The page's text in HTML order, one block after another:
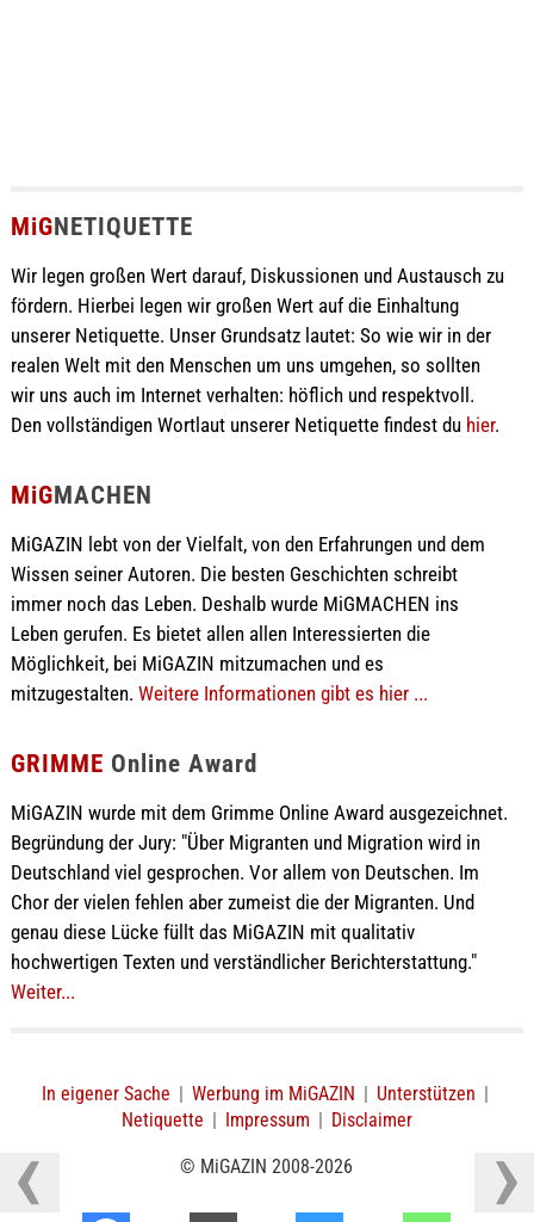
MiGNETIQUETTE
Wir legen großen Wert darauf, Diskussionen und Austausch zu
fördern. Hierbei legen wir großen Wert auf die Einhaltung
unserer Netiquette. Unser Grundsatz lautet: So wie wir in der
realen Welt mit den Menschen um uns umgehen, so sollten
wir uns auch im Internet verhalten: höflich und respektvoll.
Den vollständigen Wortlaut unserer Netiquette findest du hier.
MiGMACHEN
MiGAZIN lebt von der Vielfalt, von den Erfahrungen und dem
Wissen seiner Autoren. Die besten Geschichten schreibt
immer noch das Leben. Deshalb wurde MiGMACHEN ins
Leben gerufen. Es bietet allen allen Interessierten die
Möglichkeit, bei MiGAZIN mitzumachen und es
mitzugestalten. Weitere Informationen gibt es hier ...
GRIMME Online Award
MiGAZIN wurde mit dem Grimme Online Award ausgezeichnet.
Begründung der Jury: "Über Migranten und Migration wird in
Deutschland viel gesprochen. Vor allem von Deutschen. Im
Chor der vielen fehlen aber zumeist die der Migranten. Und
genau diese Lücke füllt das MiGAZIN mit qualitativ
hochwertigen Texten und verständlicher Berichterstattung."
Weiter...
In eigener Sache | Werbung im MiGAZIN | Unterstützen |
Netiquette | Impressum | Disclaimer
© MiGAZIN 2008-2026